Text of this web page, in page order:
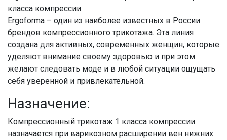
класса компрессии.
Ergoforma – один из наиболее известных в России
брендов компрессионного трикотажа. Эта линия
создана для активных, современных женщин, которые
уделяют внимание своему здоровью и при этом
желают следовать моде и в любой ситуации ощущать
себя уверенной и привлекательной.
Назначение:
Компрессионный трикотаж 1 класса компрессии
назначается при варикозном расширении вен нижних